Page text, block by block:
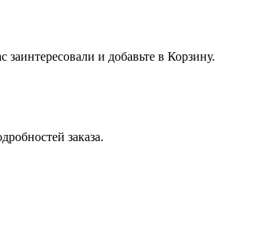
и добавьте в Корзину.
заказа.